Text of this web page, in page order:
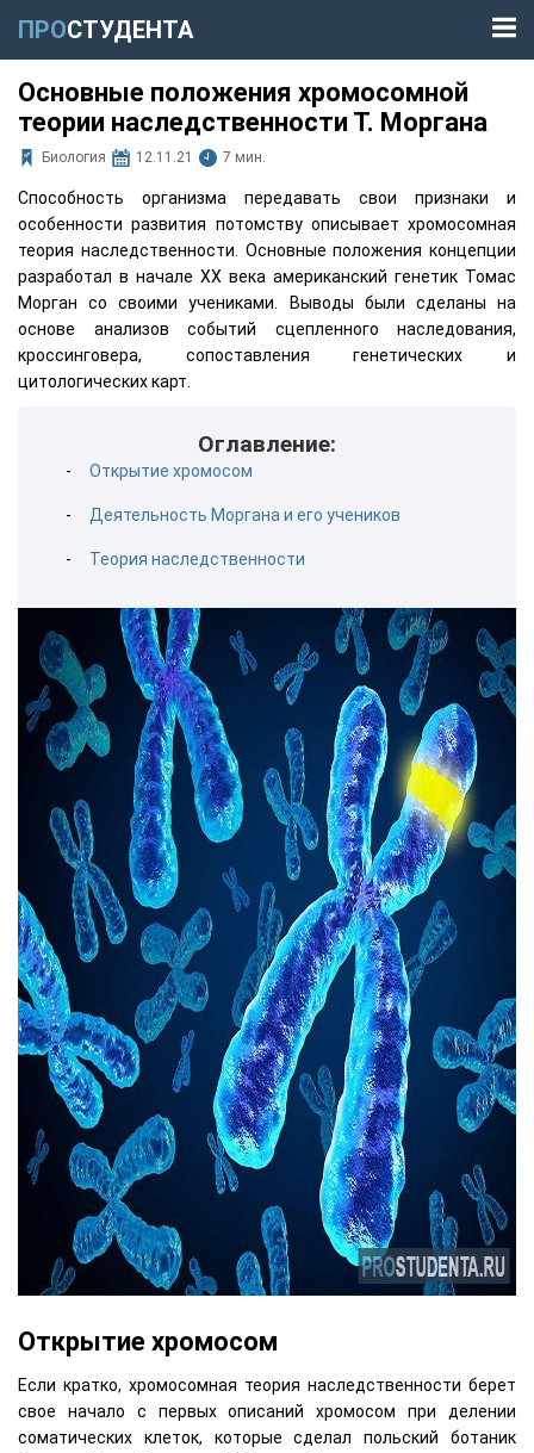
ПРОСТУДЕНТА
Основные положения хромосомной
теории наследственности Т. Моргана
Биология 12.11.21 7 мин.
Способность организма передавать свои признаки и
особенности развития потомству описывает хромосомная
теория наследственности. Основные положения концепции
разработал в начале XX века американский генетик Томас
Морган со своими учениками. Выводы были сделаны на
основе анализов событий сцепленного наследования,
кроссинговера, сопоставления генетических и
цитологических карт.
Оглавление:
Открытие хромосом
Деятельность Моргана и его учеников
Теория наследственности
Открытие хромосом
Если кратко, хромосомная теория наследственности берет
свое начало с первых описаний хромосом при делении
соматических клеток, которые сделал польский ботаник